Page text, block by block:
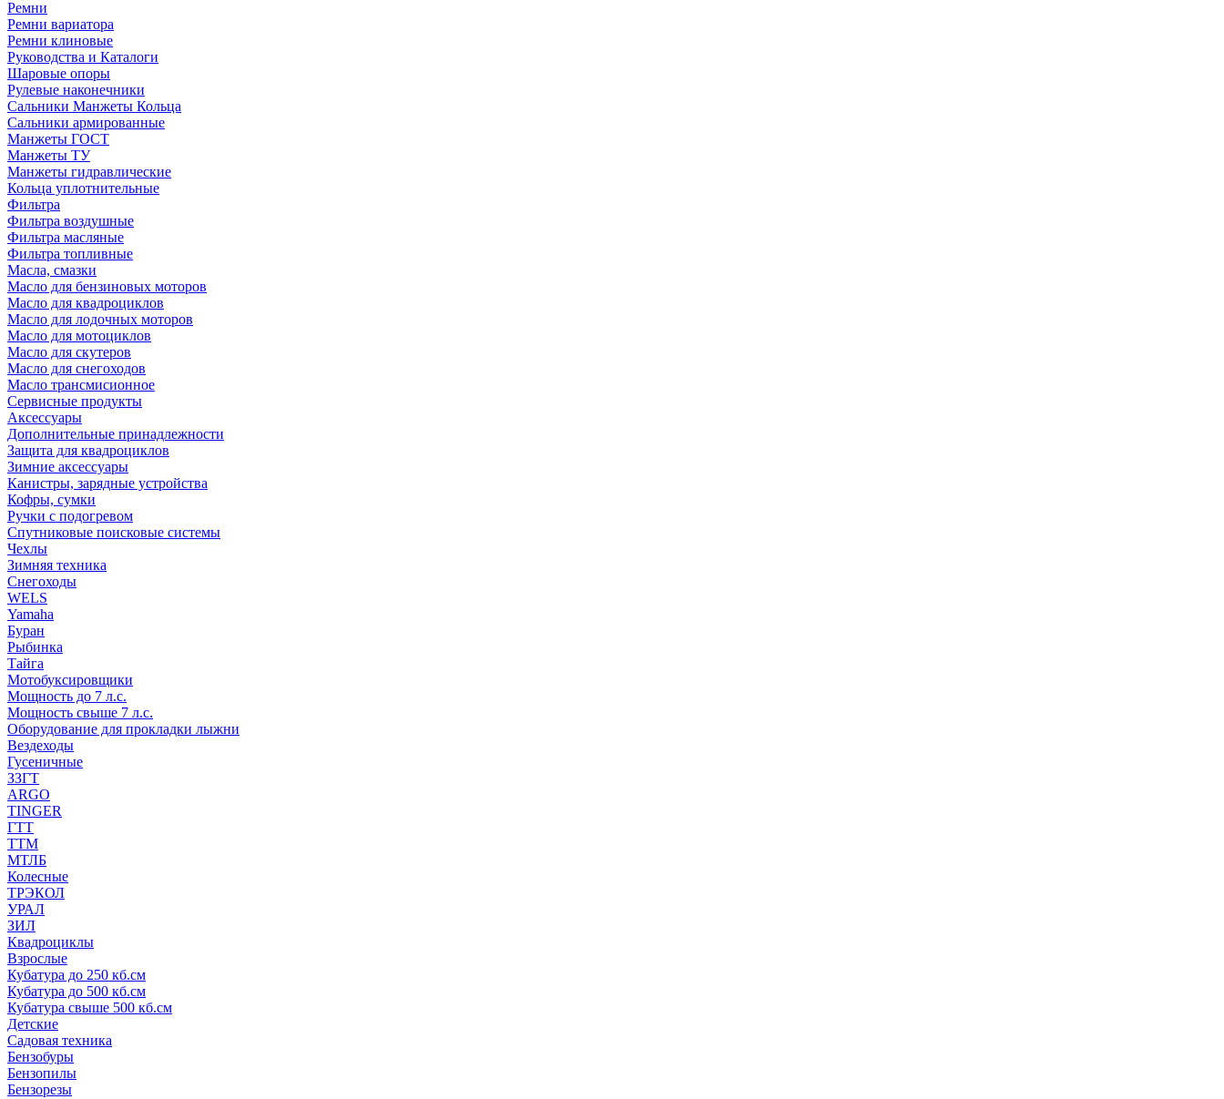
Ремни
Ремни вариатора
Ремни клиновые
Руководства и Каталоги
Шаровые опоры
Рулевые наконечники
Сальники Манжеты Кольца
Сальники армированные
Манжеты ГОСТ
Манжеты ТУ
Манжеты гидравлические
Кольца уплотнительные
Фильтра
Фильтра воздушные
Фильтра масляные
Фильтра топливные
Масла, смазки
Масло для бензиновых моторов
Масло для квадроциклов
Масло для лодочных моторов
Масло для мотоциклов
Масло для скутеров
Масло для снегоходов
Масло трансмисионное
Сервисные продукты
Аксессуары
Дополнительные принадлежности
Защита для квадроциклов
Зимние аксессуары
Канистры, зарядные устройства
Кофры, сумки
Ручки с подогревом
Спутниковые поисковые системы
Чехлы
Зимняя техника
Снегоходы
WELS
Yamaha
Буран
Рыбинка
Тайга
Мотобуксировщики
Мощность до 7 л.с.
Мощность свыше 7 л.с.
Оборудование для прокладки лыжни
Вездеходы
Гусеничные
ЗЗГТ
ARGO
TINGER
ГТТ
ТТМ
МТЛБ
Колесные
ТРЭКОЛ
УРАЛ
ЗИЛ
Квадроциклы
Взрослые
Кубатура до 250 кб.см
Кубатура до 500 кб.см
Кубатура свыше 500 кб.см
Детские
Садовая техника
Бензобуры
Бензопилы
Бензорезы